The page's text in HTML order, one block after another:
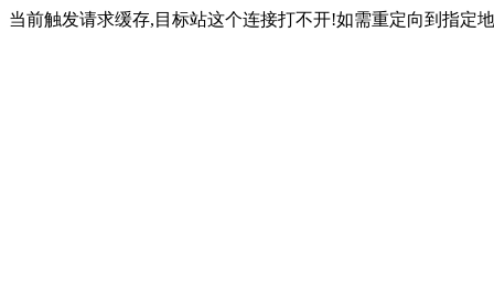
当前触发请求缓存,目标站这个连接打不开!如需重定向到指定